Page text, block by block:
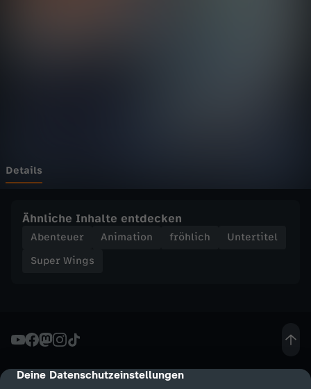
cmp-dialog-description
Deine Datenschutzeinstellungen
m
a
n
d
e
Details
Ähnliche Inhalte entdecken
Abenteuer Animation fröhlich
Untertitel
Super Wings